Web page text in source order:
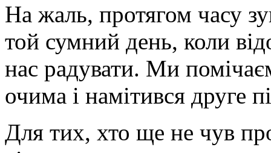
На жаль, протягом часу
той сумний день, коли
нас радувати. Ми
очима і намітився друге
Для тих, хто ще не чув